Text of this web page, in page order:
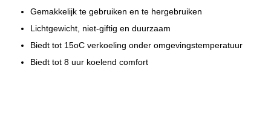
Gemakkelijk te gebruiken en te hergebruiken
Lichtgewicht, niet-giftig en duurzaam
Biedt tot 15oC verkoeling onder omgevingstemperatuur
Biedt tot 8 uur koelend comfort